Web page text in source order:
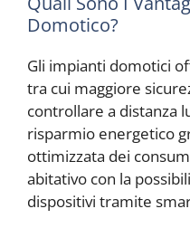
Domotico?
Gli impianti domotici
tra cui maggiore
controllare a distanza
risparmio energetico
ottimizzata dei
abitativo con la
dispositivi tramite